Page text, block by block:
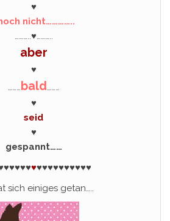
♥
nicht…………..
………..♥………..
aber
♥
……… bald………
♥
seid
♥
gespannt……
♥♥♥♥♥♥♥♥♥♥♥
sich einiges getan…..